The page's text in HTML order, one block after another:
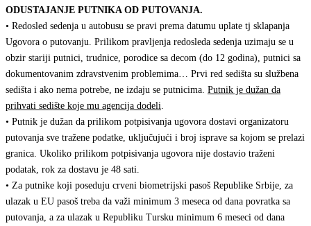
ODUSTAJANJE PUTNIKA OD PUTOVANJA.
• Redosled sedenja u autobusu se pravi prema datumu uplate tj sklapanja
Ugovora o putovanju. Prilikom pravljenja redosleda sedenja uzimaju se u
obzir stariji putnici, trudnice, porodice sa decom (do 12 godina), putnici sa
dokumentovanim zdravstvenim problemima… Prvi red sedišta su službena
sedišta i ako nema potrebe, ne izdaju se putnicima. Putnik je dužan da
prihvati sedište koje mu agencija dodeli
• Putnik je dužan da prilikom potpisivanja ugovora dostavi organizatoru
putovanja sve tražene podatke, uključujući i broj isprave sa kojom se prelazi
granica. Ukoliko prilikom potpisivanja ugovora nije dostavio traženi
podatak, rok za dostavu je 48 sati.
• Za putnike koji poseduju crveni biometrijski pasoš Republike Srbije, za
ulazak u EU pasoš treba da važi minimum 3 meseca od dana povratka sa
putovanja, a za ulazak u Republiku Tursku minimum 6 meseci od dana